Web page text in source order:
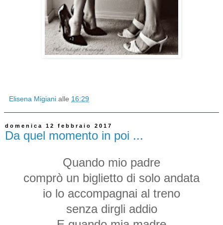
Elisena Migiani alle 16:29
domenica 12 febbraio 2017
Da quel momento in poi ...
Quando mio padre
comprò un biglietto di solo andata
io lo accompagnai al treno
senza dirgli addio